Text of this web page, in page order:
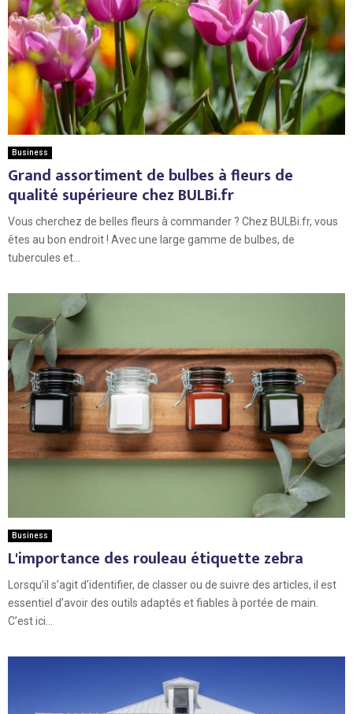
Business
Grand assortiment de bulbes à fleurs de
qualité supérieure chez BULBi.fr
Vous cherchez de belles fleurs à commander ? Chez BULBi.fr, vous
êtes au bon endroit ! Avec une large gamme de bulbes, de
tubercules et...
Business
L'importance des rouleau étiquette zebra
Lorsqu’il s’agit d’identifier, de classer ou de suivre des articles, il est
essentiel d’avoir des outils adaptés et fiables à portée de main.
C’est ici...